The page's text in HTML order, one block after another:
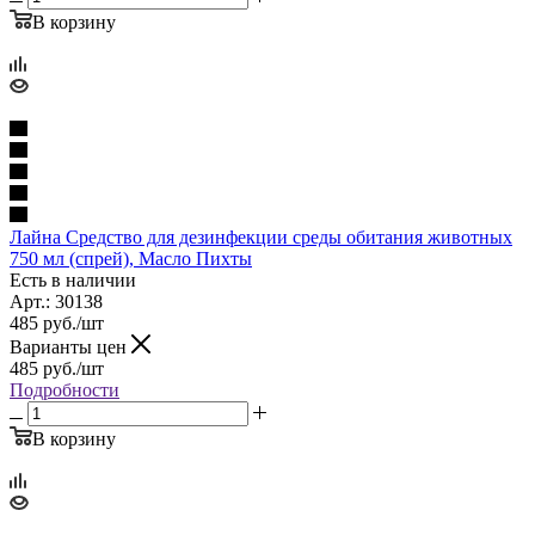
В корзину
Лайна Средство для дезинфекции среды обитания животных
750 мл (спрей), Масло Пихты
Есть в наличии
Арт.: 30138
485 руб./шт
Варианты цен
485 руб./шт
Подробности
В корзину